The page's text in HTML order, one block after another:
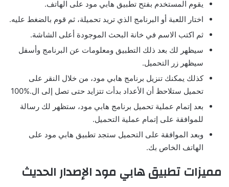
يقوم المستخدم بفتح تطبيق هابي مود على الهاتف.
اختار اللعبة أو البرنامج الذي تريد تحميلة، ثم قوم بالضغط عليه.
ثم اكتب الاسم في خانة البحث الموجودة أعلى الشاشة.
سيظهر لك بعد ذلك التطبيق ومعلومات عن البرنامج وأسفل
سيظهر زر التحميل.
كذلك يمكنك تنزيل برنامج هابي مود، من خلال النقر على
تحميل ستلاحظ أن الأعداد بدأت تتزايد حتى تصل إلى ال.%100
بعد إتمام عملية تحميل برنامج هابي مود، ستظهر لك رسالة
للموافقة على إتمام عملية التحميل.
وبعد الموافقة على التحميل ستجد تطبيق هابي مود على
الهاتف الخاص بك.
مميزات تطبيق هابي مود الإصدار الحديث